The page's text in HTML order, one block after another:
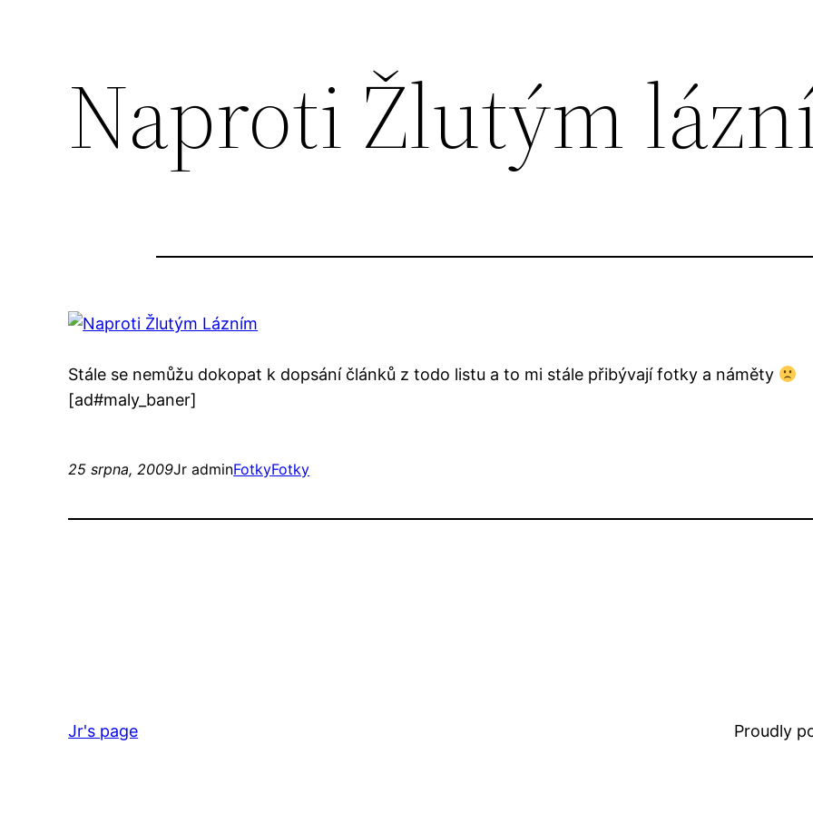
Naproti Žlutým
Stále se nemůžu dokopat k dopsání článků z todo listu a to mi stále přibývají fotky a náměty
[ad#maly_baner]
25 srpna, 2009Jr adminFotkyFotky
Jr's page Proudly